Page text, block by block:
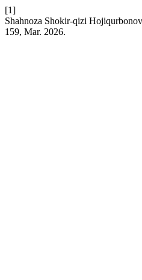
[1]
Shahnoza Shokir-qizi
159, Mar. 2026.